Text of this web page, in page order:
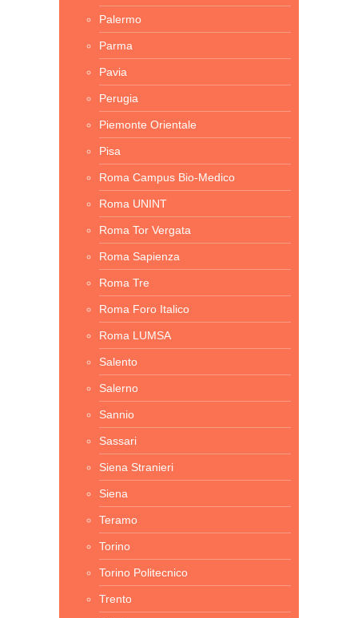
Palermo
Parma
Pavia
Perugia
Piemonte Orientale
Pisa
Roma Campus Bio-Medico
Roma UNINT
Roma Tor Vergata
Roma Sapienza
Roma Tre
Roma Foro Italico
Roma LUMSA
Salento
Salerno
Sannio
Sassari
Siena Stranieri
Siena
Teramo
Torino
Torino Politecnico
Trento